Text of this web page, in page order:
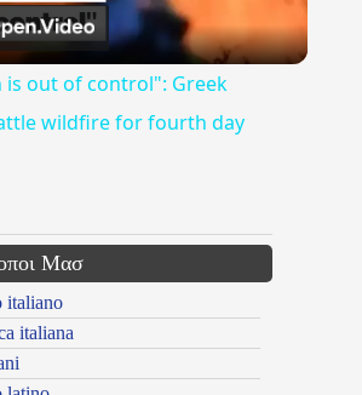
Video
is out of control": Greek
wildfire for fourth day
Μασ
italiano
italiana